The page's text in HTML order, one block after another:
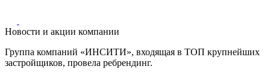
Новости и акции компании
Группа компаний «ИНСИТИ», входящая в ТОП крупнейших
застройщиков, провела ребрендинг.